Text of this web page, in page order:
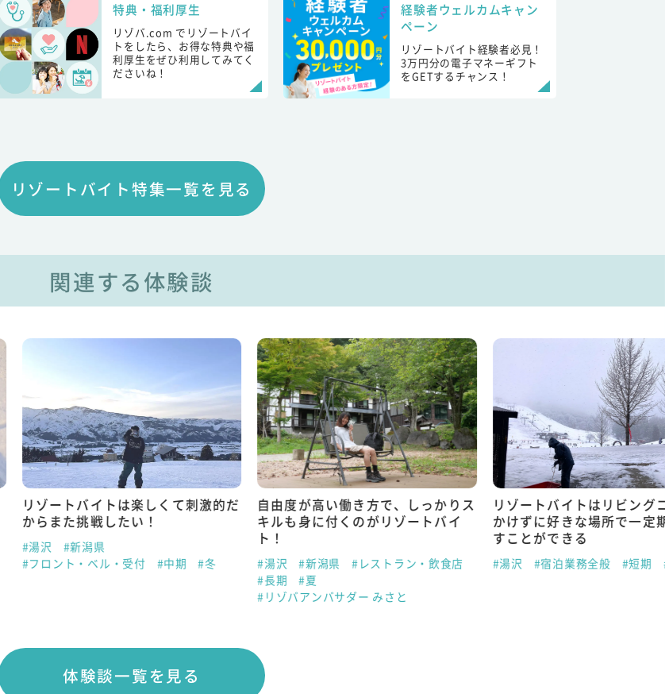
特典・福利厚生
リゾバ.com でリゾートバイ
トをしたら、お得な特典や福
利厚生をぜひ利用してみてく
ださいね！
経験者ウェルカムキャン
ペーン
リゾートバイト経験者必見！
3万円分の電子マネーギフト
をGETするチャンス！
リゾートバイト特集一覧を見る
関連する体験談
リゾートバイトは楽しくて刺激的だ
からまた挑戦したい！
#湯沢
#新潟県
#フロント・ベル・受付
#中期 #冬
自由度が高い働き方で、しっかりス
キルも身に付くのがリゾートバイ
ト！
#湯沢 #新潟県
#レストラン・飲食店
#長期
#夏
#リゾバアンバサダー みさと
リゾートバイトはリビング
かけずに好きな場所で一定
すことができる
#湯沢 #宿泊業務全般 #短期
体験談一覧を見る